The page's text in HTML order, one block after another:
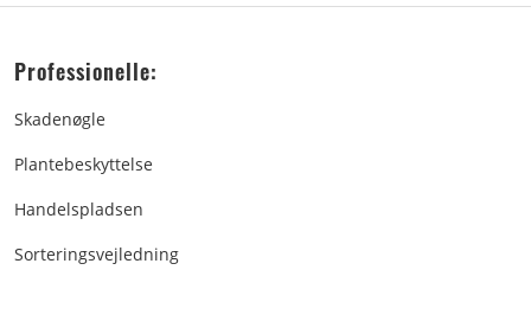
Professionelle:
Skadenøgle
Plantebeskyttelse
Handelspladsen
Sorteringsvejledning